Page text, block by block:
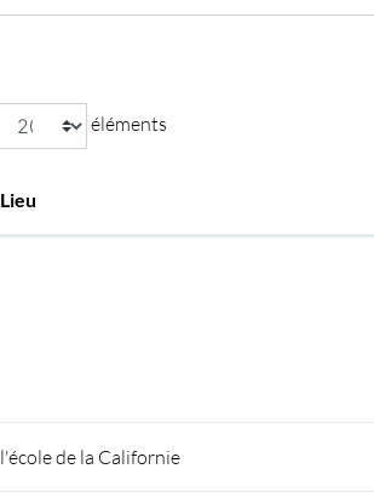
éléments
Lieu
l'école de la Californie